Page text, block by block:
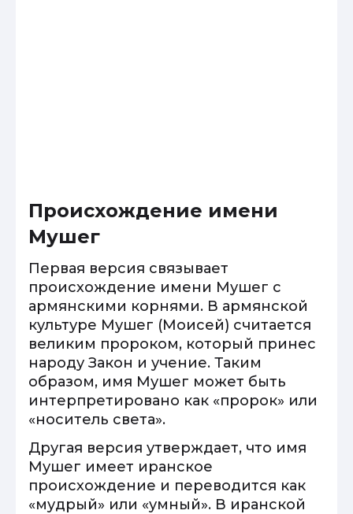
Происхождение имени
Мушег
Первая версия связывает
происхождение имени Мушег с
армянскими корнями. В армянской
культуре Мушег (Моисей) считается
великим пророком, который принес
народу Закон и учение. Таким
образом, имя Мушег может быть
интерпретировано как «пророк» или
«носитель света».
Другая версия утверждает, что имя
Мушег имеет иранское
происхождение и переводится как
«мудрый» или «умный». В иранской